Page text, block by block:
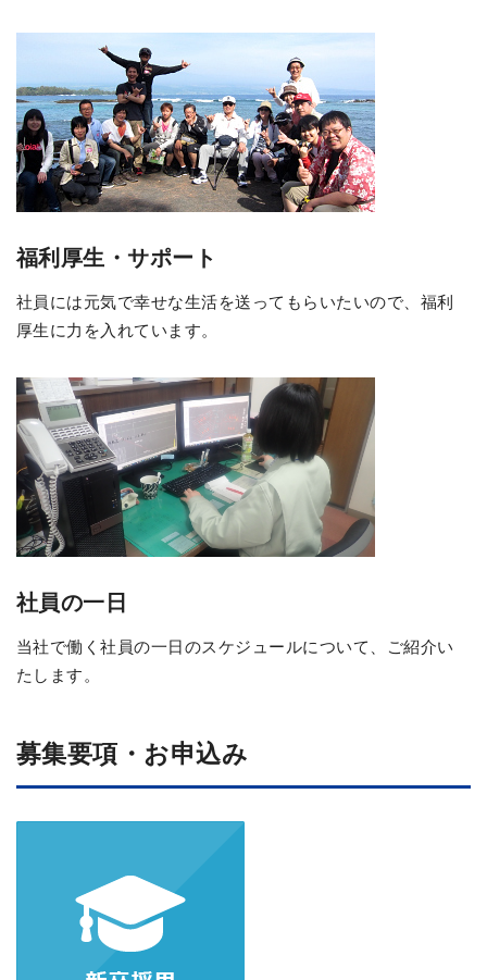
福利厚生・サポート
社員には元気で幸せな生活を送ってもらいたいので、福利
厚生に力を入れています。
社員の一日
当社で働く社員の一日のスケジュールについて、ご紹介い
たします。
募集要項・お申込み